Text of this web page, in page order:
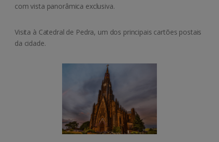
com vista panorâmica exclusiva.
Visita à Catedral de Pedra, um dos principais cartões postais
da cidade.